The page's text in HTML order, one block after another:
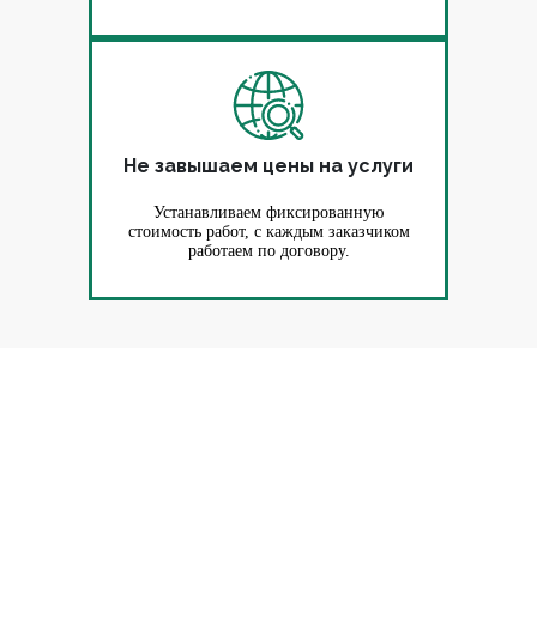
Не завышаем цены на услуги
Устанавливаем фиксированную
стоимость работ, с каждым заказчиком
работаем по договору.